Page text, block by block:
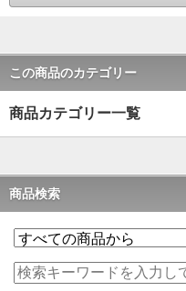
この商品のカテゴリー
商品カテゴリー一覧
商品検索